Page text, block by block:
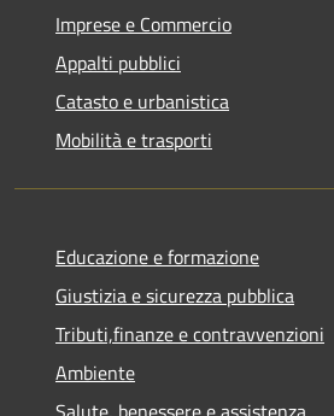
Imprese e Commercio
Appalti pubblici
Catasto e urbanistica
Mobilità e trasporti
Educazione e formazione
Giustizia e sicurezza pubblica
Tributi,finanze e contravvenzioni
Ambiente